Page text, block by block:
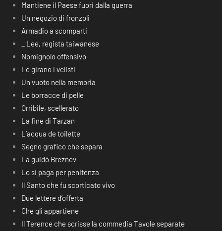
Mantiene il Paese fuori dalla guerra
Un negozio di fronzoli
Armadio a scomparti
_ Lee, regista taiwanese
Nomignolo offensivo
Le girano i velisti
Un vuoto nella memoria
Le borracce di pelle
Orribile, scellerato
La fine di Tarzan
L’acqua de toilette
Segno grafico che separa
La guidò Breznev
Lo si paga per penitenza
Il Santo che fu scorticato vivo
Due lettere d’offerta
Che gli appartiene
Il Terence che scrisse la commedia Tavole separate